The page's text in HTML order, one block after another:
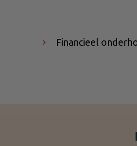
Financieel